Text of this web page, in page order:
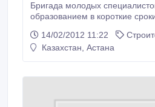
Бригада молодых
образованием в короткие
сметы, договора..
14/02/2012 11:22
Казахстан, Астана